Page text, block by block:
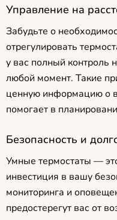
Управление на
Забудьте о
отрегулировать
у вас полный контроль
любой момент. Такие
ценную информацию о
помогает в
Безопасность и
Умные термостаты —
инвестиция в вашу
мониторинга и
предостерегут вас от